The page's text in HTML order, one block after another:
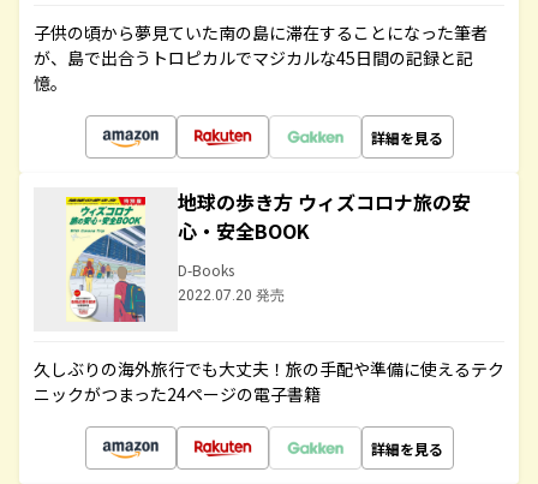
子供の頃から夢見ていた南の島に滞在することになった筆者
が、島で出合うトロピカルでマジカルな45日間の記録と記
憶。
詳細を見る
地球の歩き方 ウィズコロナ旅の安
心・安全BOOK
D-Books
2022.07.20 発売
久しぶりの海外旅行でも大丈夫！旅の手配や準備に使えるテク
ニックがつまった24ページの電子書籍
詳細を見る